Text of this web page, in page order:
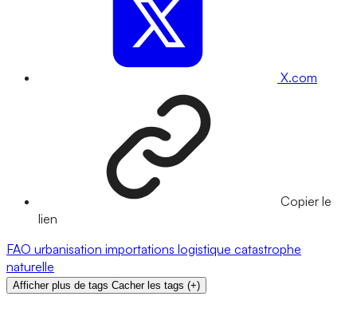
X.com
Copier le
lien
FAO urbanisation importations logistique catastrophe
naturelle
Afficher plus de tags Cacher les tags (+)